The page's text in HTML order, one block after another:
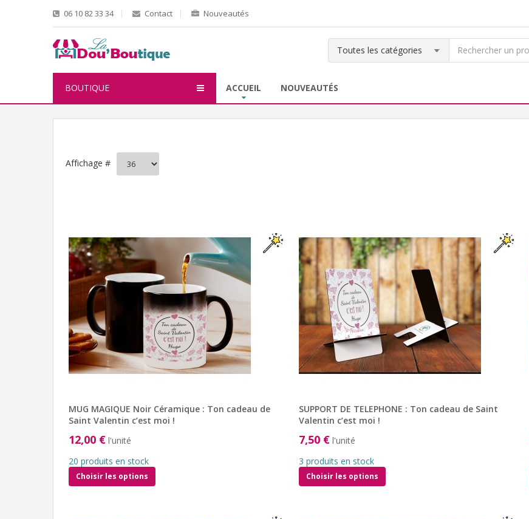
06 10 82 33 34 Contact Nouveautés
BOUTIQUE ACCUEIL NOUVEAUTÉS
Affichage #
MUG MAGIQUE Noir Céramique : Ton cadeau de
Saint Valentin c’est moi !
12,00 € l'unité
20 produits en stock
Choisir les options
SUPPORT DE TELEPHONE : Ton cadeau de Saint
Valentin c’est moi !
7,50 € l'unité
3 produits en stock
Choisir les options